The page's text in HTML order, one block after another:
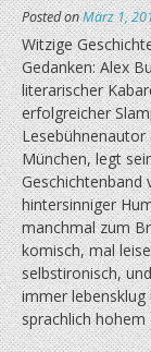
Posted onMärz 1,
Witzige
Gedanken: Alex
literarischer
erfolgreicher
Lesebühnenautor
München, legt
Geschichtenband
hintersinniger
manchmal zum
komisch, mal
selbstironisch,
immer lebensklug
sprachlich hohem